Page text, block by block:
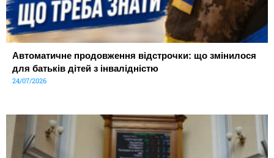
Автоматичне продовження відстрочки: що змінилося
для батьків дітей з інвалідністю
24/07/2026